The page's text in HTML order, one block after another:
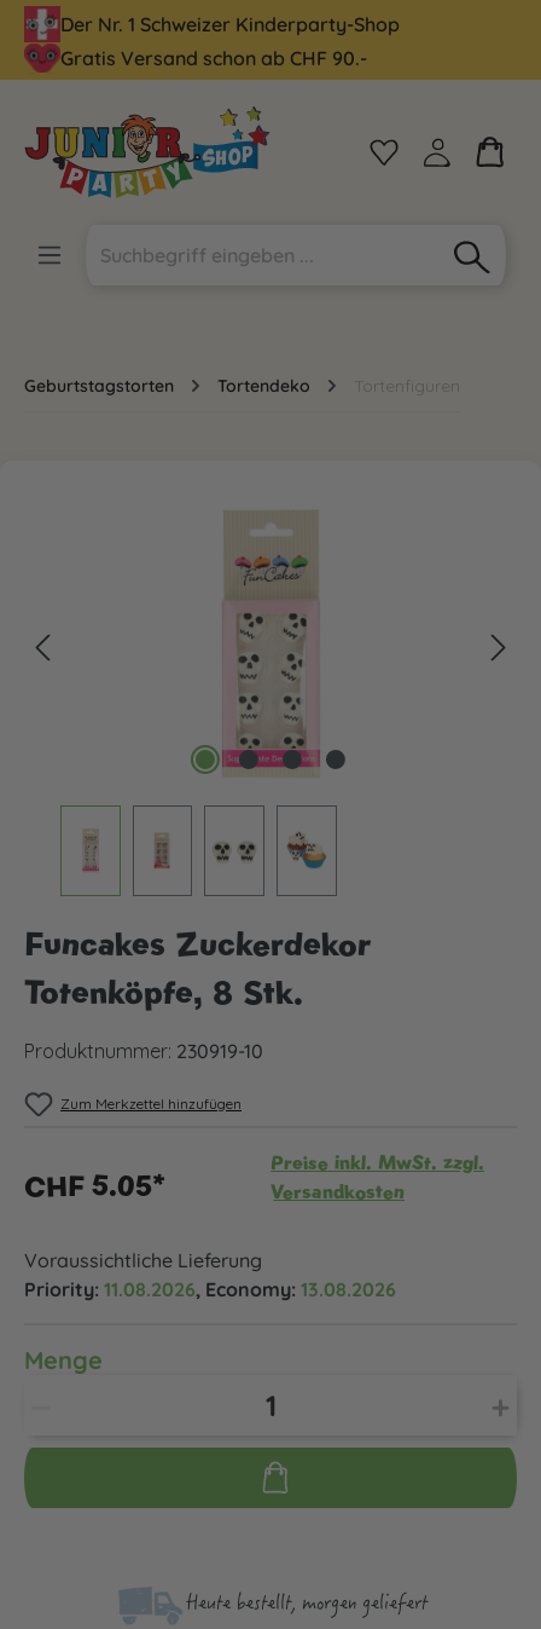
springen
Der Nr. 1 Schweizer Kinderparty-Shop
Gratis Versand schon ab CHF 90.-
Geburtstagstorten Tortendeko Tortenfiguren
Funcakes Zuckerdekor
Totenköpfe, 8 Stk.
Produktnummer: 230919-10
Zum Merkzettel hinzufügen
CHF 5.05*
Preise inkl. MwSt. zzgl.
Versandkosten
Voraussichtliche Lieferung
Priority: 11.08.2026, Economy: 13.08.2026
Menge
Heute bestellt, morgen geliefert